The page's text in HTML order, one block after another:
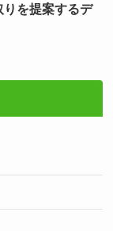
りを提案するデ